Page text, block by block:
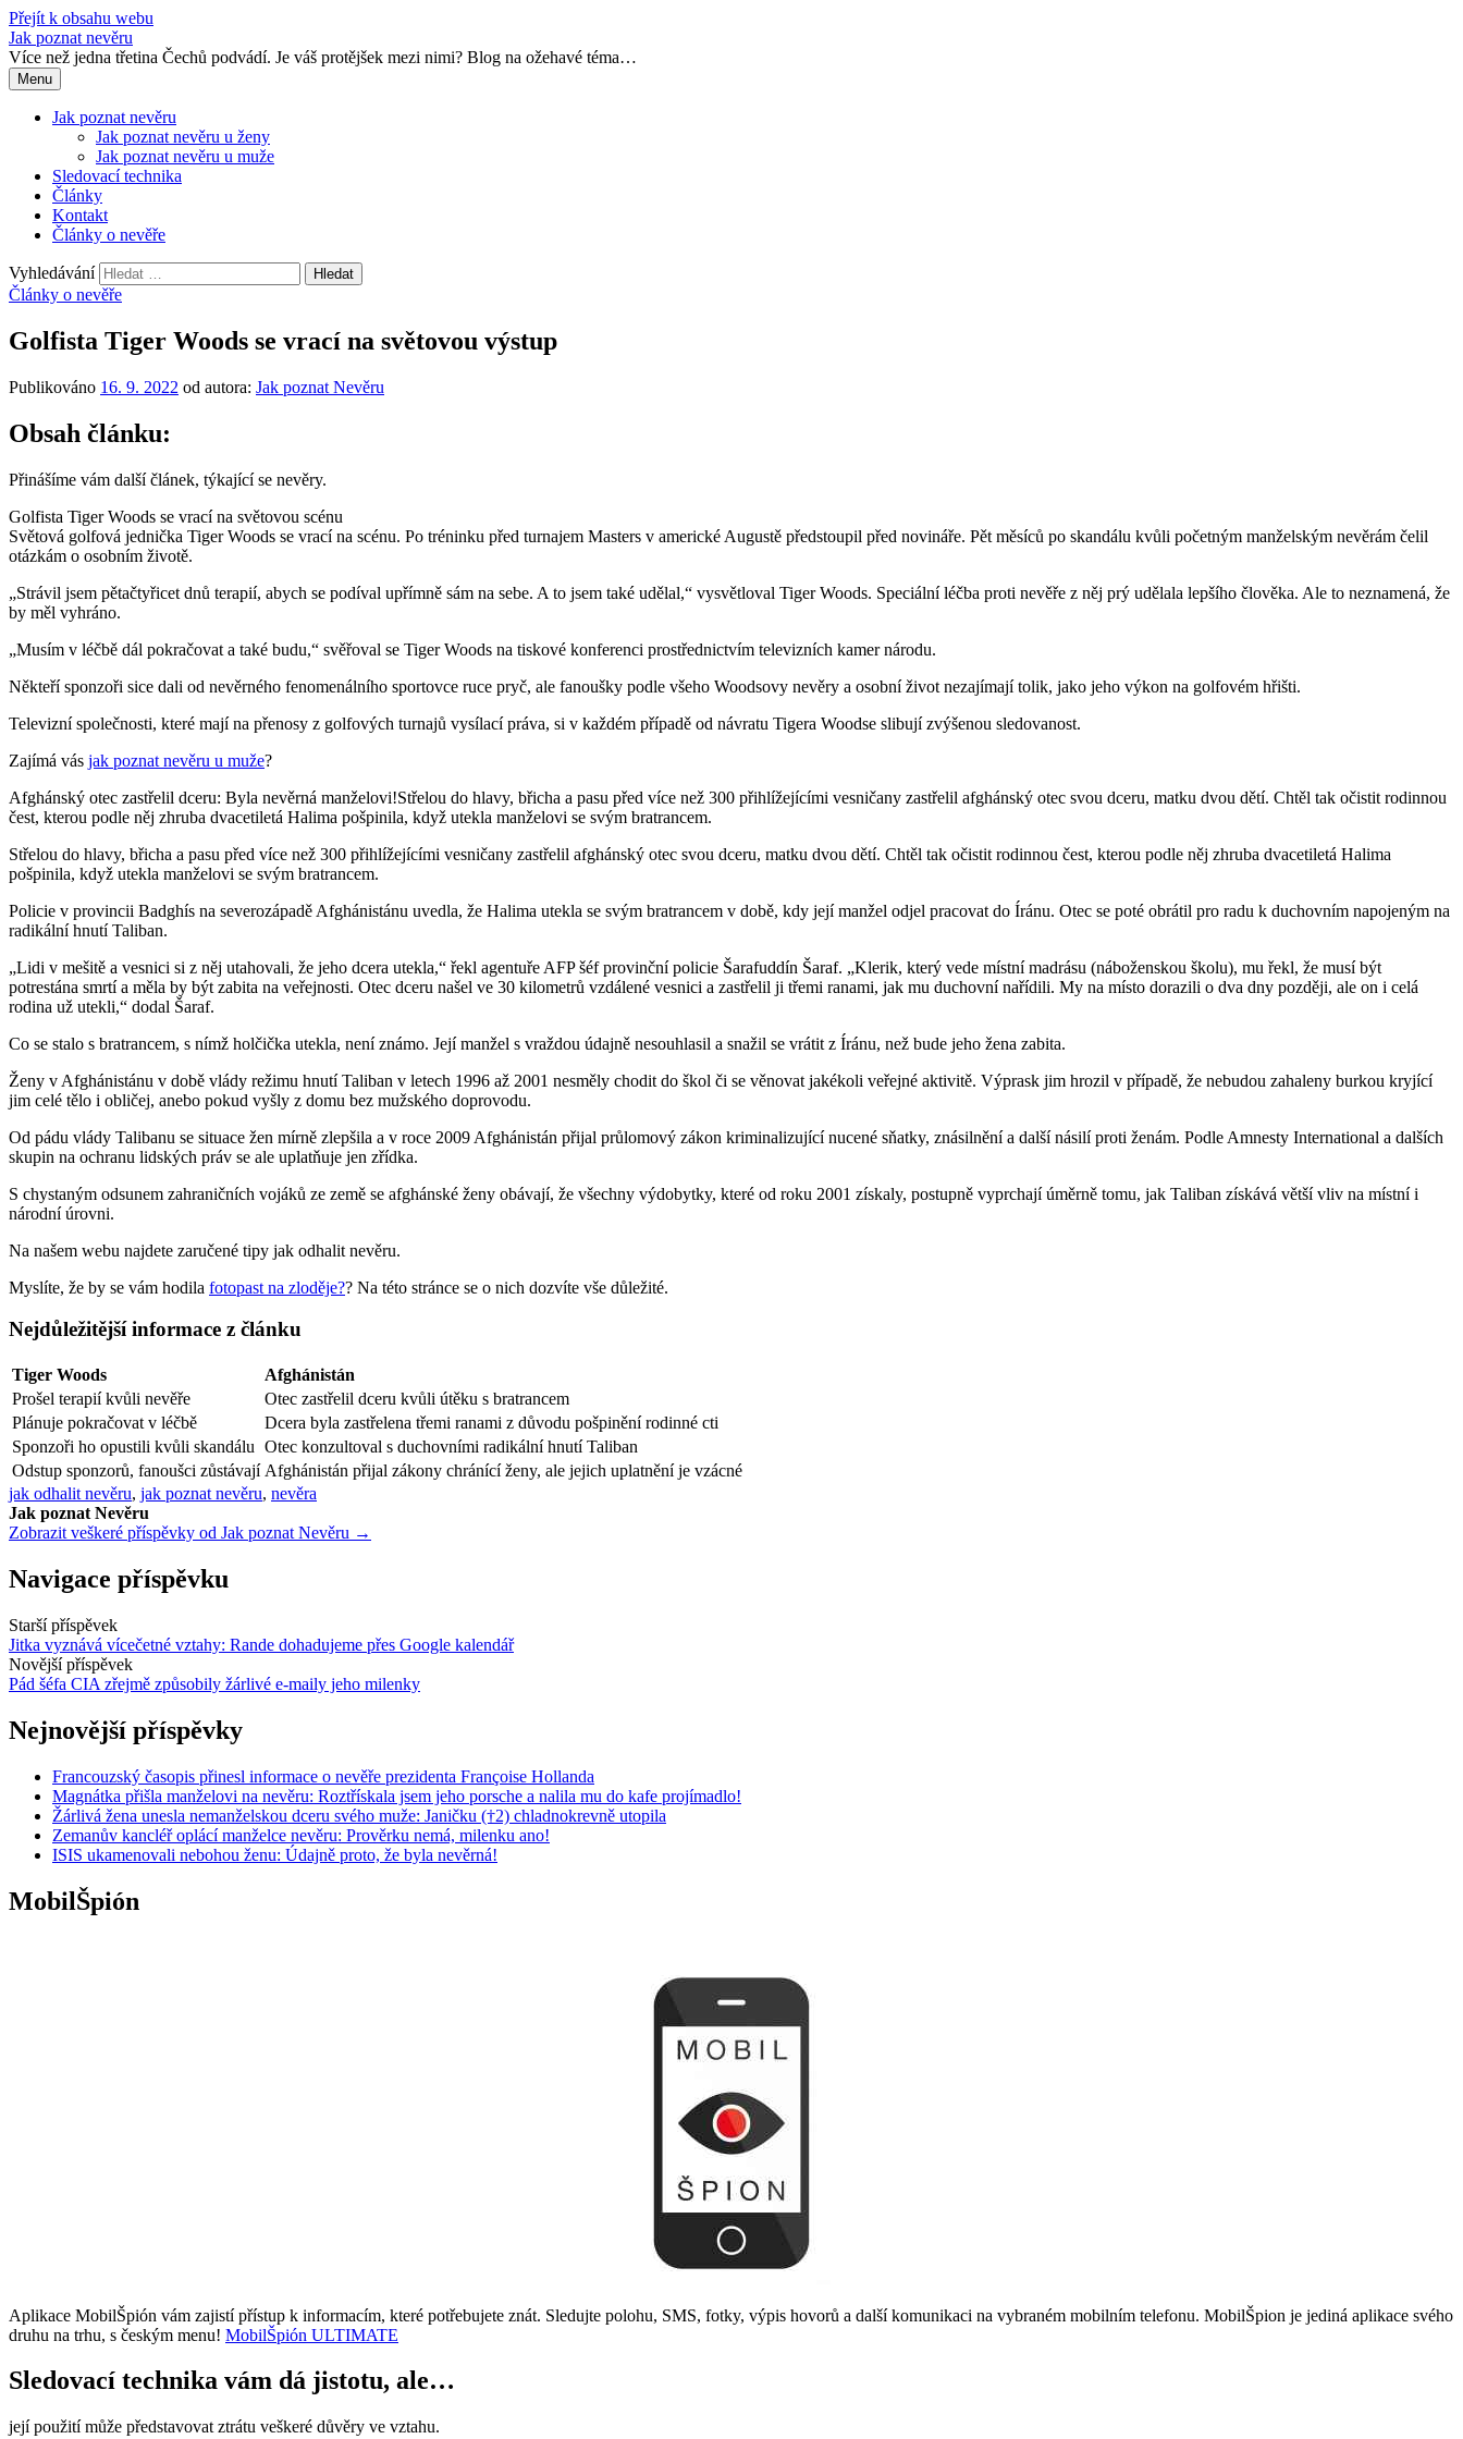
Přejít k obsahu webu
Jak poznat nevěru
Více než jedna třetina Čechů podvádí. Je váš protějšek mezi nimi? Blog na ožehavé téma…
Menu
Jak poznat nevěru
Jak poznat nevěru u ženy
Jak poznat nevěru u muže
Sledovací technika
Články
Kontakt
Články o nevěře
Vyhledávání
Články o nevěře
Golfista Tiger Woods se vrací na světovou výstup
Publikováno 16. 9. 2022 od autora: Jak poznat Nevěru
Obsah článku:
Přinášíme vám další článek, týkající se nevěry.
Golfista Tiger Woods se vrací na světovou scénu
Světová golfová jednička Tiger Woods se vrací na scénu. Po tréninku před turnajem Masters v americké Augustě předstoupil před novináře. Pět měsíců po skandálu kvůli početným manželským nevěrám čelil
otázkám o osobním životě.
„Strávil jsem pětačtyřicet dnů terapií, abych se podíval upřímně sám na sebe. A to jsem také udělal,“ vysvětloval Tiger Woods. Speciální léčba proti nevěře z něj prý udělala lepšího člověka. Ale to neznamená, že
by měl vyhráno.
„Musím v léčbě dál pokračovat a také budu,“ svěřoval se Tiger Woods na tiskové konferenci prostřednictvím televizních kamer národu.
Někteří sponzoři sice dali od nevěrného fenomenálního sportovce ruce pryč, ale fanoušky podle všeho Woodsovy nevěry a osobní život nezajímají tolik, jako jeho výkon na golfovém hřišti.
Televizní společnosti, které mají na přenosy z golfových turnajů vysílací práva, si v každém případě od návratu Tigera Woodse slibují zvýšenou sledovanost.
Zajímá vás jak poznat nevěru u muže?
Afghánský otec zastřelil dceru: Byla nevěrná manželovi!Střelou do hlavy, břicha a pasu před více než 300 přihlížejícími vesničany zastřelil afghánský otec svou dceru, matku dvou dětí. Chtěl tak očistit rodinnou
čest, kterou podle něj zhruba dvacetiletá Halima pošpinila, když utekla manželovi se svým bratrancem.
Střelou do hlavy, břicha a pasu před více než 300 přihlížejícími vesničany zastřelil afghánský otec svou dceru, matku dvou dětí. Chtěl tak očistit rodinnou čest, kterou podle něj zhruba dvacetiletá Halima
pošpinila, když utekla manželovi se svým bratrancem.
Policie v provincii Badghís na severozápadě Afghánistánu uvedla, že Halima utekla se svým bratrancem v době, kdy její manžel odjel pracovat do Íránu. Otec se poté obrátil pro radu k duchovním napojeným na
radikální hnutí Taliban.
„Lidi v mešitě a vesnici si z něj utahovali, že jeho dcera utekla,“ řekl agentuře AFP šéf provinční policie Šarafuddín Šaraf. „Klerik, který vede místní madrásu (náboženskou školu), mu řekl, že musí být
potrestána smrtí a měla by být zabita na veřejnosti. Otec dceru našel ve 30 kilometrů vzdálené vesnici a zastřelil ji třemi ranami, jak mu duchovní nařídili. My na místo dorazili o dva dny později, ale on i celá
rodina už utekli,“ dodal Šaraf.
Co se stalo s bratrancem, s nímž holčička utekla, není známo. Její manžel s vraždou údajně nesouhlasil a snažil se vrátit z Íránu, než bude jeho žena zabita.
Ženy v Afghánistánu v době vlády režimu hnutí Taliban v letech 1996 až 2001 nesměly chodit do škol či se věnovat jakékoli veřejné aktivitě. Výprask jim hrozil v případě, že nebudou zahaleny burkou kryjící
jim celé tělo i obličej, anebo pokud vyšly z domu bez mužského doprovodu.
Od pádu vlády Talibanu se situace žen mírně zlepšila a v roce 2009 Afghánistán přijal průlomový zákon kriminalizující nucené sňatky, znásilnění a další násilí proti ženám. Podle Amnesty International a dalších
skupin na ochranu lidských práv se ale uplatňuje jen zřídka.
S chystaným odsunem zahraničních vojáků ze země se afghánské ženy obávají, že všechny výdobytky, které od roku 2001 získaly, postupně vyprchají úměrně tomu, jak Taliban získává větší vliv na místní i
národní úrovni.
Na našem webu najdete zaručené tipy jak odhalit nevěru.
Myslíte, že by se vám hodila fotopast na zloděje?? Na této stránce se o nich dozvíte vše důležité.
Nejdůležitější informace z článku
Tiger Woods
Afghánistán
Prošel terapií kvůli nevěře
Otec zastřelil dceru kvůli útěku s bratrancem
Plánuje pokračovat v léčbě
Dcera byla zastřelena třemi ranami z důvodu pošpinění rodinné cti
Sponzoři ho opustili kvůli skandálu Otec konzultoval s duchovními radikální hnutí Taliban
Odstup sponzorů, fanoušci zůstávají Afghánistán přijal zákony chránící ženy, ale jejich uplatnění je vzácné
jak odhalit nevěru, jak poznat nevěru, nevěra
Jak poznat Nevěru
Zobrazit veškeré příspěvky od Jak poznat Nevěru →
Navigace příspěvku
Starší příspěvek
Jitka vyznává vícečetné vztahy: Rande dohadujeme přes Google kalendář
Novější příspěvek
Pád šéfa CIA zřejmě způsobily žárlivé e-maily jeho milenky
Nejnovější příspěvky
Francouzský časopis přinesl informace o nevěře prezidenta Françoise Hollanda
Magnátka přišla manželovi na nevěru: Roztřískala jsem jeho porsche a nalila mu do kafe projímadlo!
Žárlivá žena unesla nemanželskou dceru svého muže: Janičku (†2) chladnokrevně utopila
Zemanův kancléř oplácí manželce nevěru: Prověrku nemá, milenku ano!
ISIS ukamenovali nebohou ženu: Údajně proto, že byla nevěrná!
MobilŠpión
Aplikace MobilŠpión vám zajistí přístup k informacím, které potřebujete znát. Sledujte polohu, SMS, fotky, výpis hovorů a další komunikaci na vybraném mobilním telefonu. MobilŠpion je jediná aplikace svého
druhu na trhu, s českým menu! MobilŠpión ULTIMATE
Sledovací technika vám dá jistotu, ale…
její použití může představovat ztrátu veškeré důvěry ve vztahu.